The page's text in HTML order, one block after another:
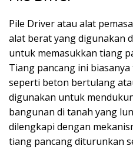
Pile Driver atau alat
alat berat yang digunakan
untuk memasukkan tiang
Tiang pancang ini
seperti beton bertulang
digunakan untuk
bangunan di tanah yang
dilengkapi dengan
tiang pancang diturunkan